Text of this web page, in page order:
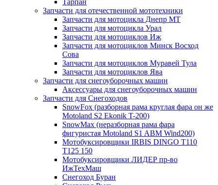
Тарпан
Запчасти для отечественной мототехники
Запчасти для мотоцикла Днепр МТ
Запчасти для мотоцикла Урал
Запчасти для мотоциклов Иж
Запчасти для мотоциклов Минск Восход
Сова
Запчасти для мотоциклов Муравей Тула
Запчасти для мотоциклов Ява
Запчасти для снегоуборочных машин
Аксессуары для снегоуборочных машин
Запчасти для Снегоходов
SnowFox (разборная рама круглая фара он же
Motoland S2 Ekonik T-200)
SnowMax (неразборная рама фара
фигуристая Motoland S1 ABM Wind200)
Мотобуксировщики IRBIS DINGO Т110
Т125 150
Мотобуксировщики ЛИДЕР пр-во
ИжТехМаш
Снегоход Буран